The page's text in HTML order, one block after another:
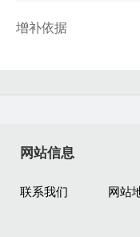
增补依据
网站信息
联系我们 网站